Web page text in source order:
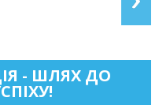
- ШЛЯХ ДО